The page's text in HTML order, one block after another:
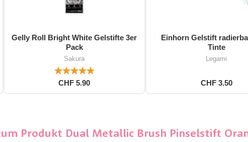
Gelly Roll Bright White Gelstifte 3er
Pack
Sakura
CHF 5.90
Einhorn Gelstift
Tinte
Legami
CHF 3.50
Produkt Dual Metallic Brush Pinselstift